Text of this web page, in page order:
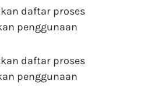
daftar proses
penggunaan
daftar proses
penggunaan